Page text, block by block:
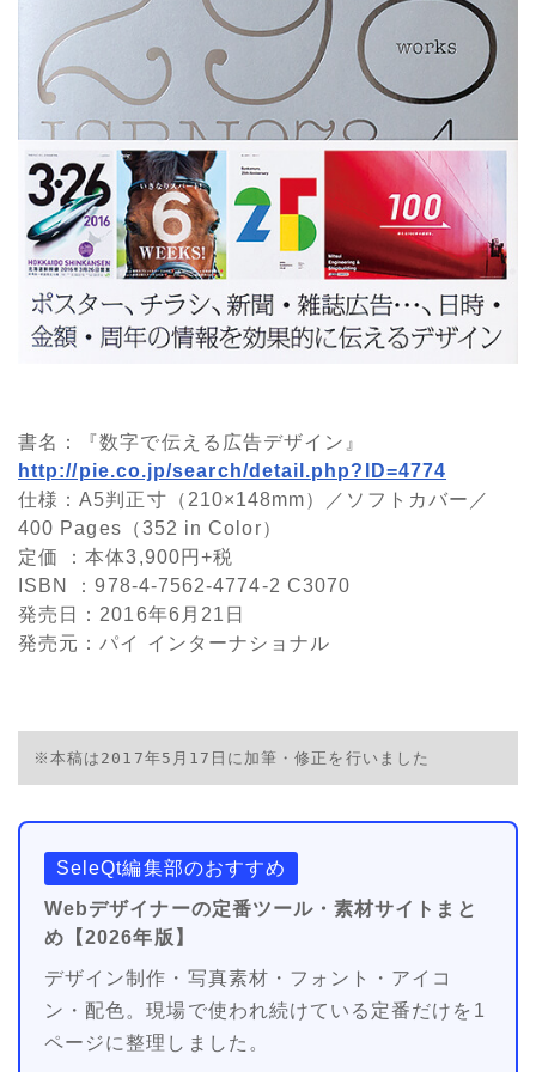
書名：『数字で伝える広告デザイン』
http://pie.co.jp/search/detail.php?ID=4774
仕様：A5判正寸（210×148mm）／ソフトカバー／
400 Pages（352 in Color）
定価 ：本体3,900円+税
ISBN ：978-4-7562-4774-2 C3070
発売日：2016年6月21日
発売元：パイ インターナショナル
※本稿は2017年5月17日に加筆・修正を行いました
SeleQt編集部のおすすめ
Webデザイナーの定番ツール・素材サイトまと
め【2026年版】
デザイン制作・写真素材・フォント・アイコ
ン・配色。現場で使われ続けている定番だけを1
ページに整理しました。